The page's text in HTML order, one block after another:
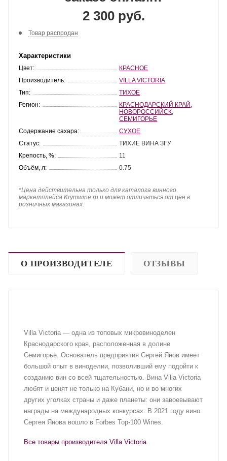
2 300 руб.
Товар распродан
Характеристики
Цвет:
КРАСНОЕ
Производитель:
VILLA VICTORIA
Тип:
ТИХОЕ
Регион:
КРАСНОДАРСКИЙ КРАЙ
НОВОРОССИЙСК
СЕМИГОРЬЕ
Содержание сахара:
СУХОЕ
Статус:
ТИХИЕ ВИНА ЗГУ
Крепость, %:
11
Объём, л:
0.75
*Цена действительна только для каталога винного
маркетплейса Krymwine.ru и может отличаться от цен в
розничных магазинах.
О ПРОИЗВОДИТЕЛЕ ОТЗЫВЫ
Villa Victoria — одна из топовых микровиноделен
Краснодарского края, расположенная в долине
Семигорье. Основатель предприятия Сергей Янов имеет
большой опыт в виноделии, позволивший ему подойти к
созданию вин со всей тщательностью. Вина Villa Victoria
любят и ценят не только на Кубани, но и во многих
других уголках страны и даже планеты: они завоевывают
награды на международных конкурсах. В 2021 году вино
Сергея Янова вошло в Forbes Top-100 Wines.
Все товары производителя Villa Victoria